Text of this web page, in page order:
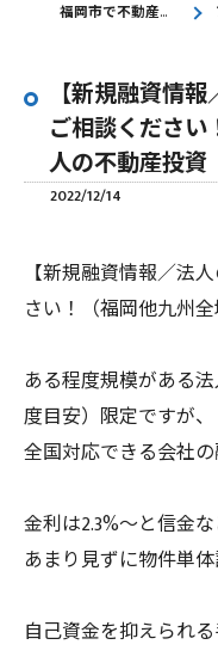
福岡市で不動産に関するご相談ならTAICAN株式会社
【新規融資情
ご相談くださ
人の不動産投資
2022/12/14
【新規融資情報／法
さい！（福岡他九州全
ある程度規模がある
度目安）限定ですが、
全国対応できる会社
金利は2.3%～と信金
あまり見ずに物件単体
自己資金を抑えられる